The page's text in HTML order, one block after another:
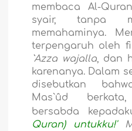
membaca Al-
syair, tanpa
memahaminya.
terpengaruh oleh
`Azza wajalla, dan
karenanya. Dalam
disebutkan
Mas`ûd berkata,
bersabda
Quran) untukku!'